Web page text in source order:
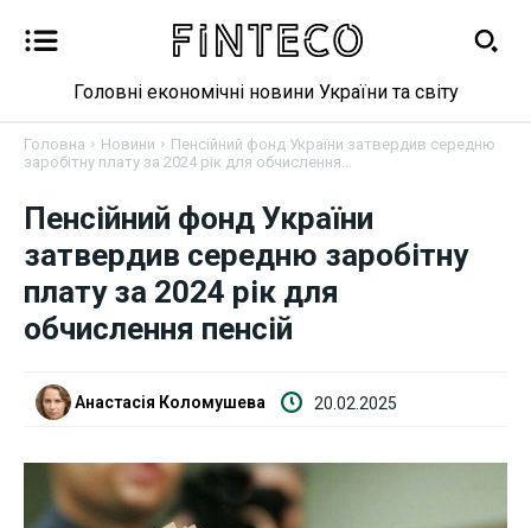
Новини
Бізнес
Фінанси
Валютний ринок
Робота і освіта
Головні економічні новини України та світу
Головна Новини
Пенсійний фонд України затвердив середню
заробітну плату за 2024 рік для обчислення...
Пенсійний фонд України
затвердив середню заробітну
плату за 2024 рік для
обчислення пенсій
Анастасія Коломушева 20.02.2025